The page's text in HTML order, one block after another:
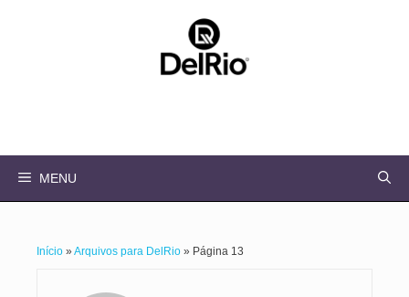
MENU
Início » Arquivos para DelRio » Página 13